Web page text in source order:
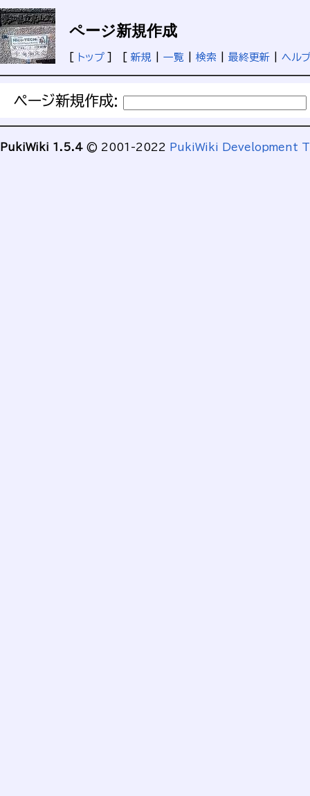
ページ新規作成
トップ] [ 新規 一覧 検索 最終更新 ヘルプ
ページ新規作成:
PukiWiki 1.5.4 © 2001-2022 PukiWiki Development